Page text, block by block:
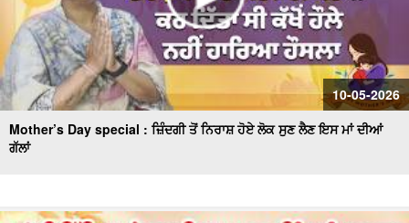
10-05-2026
Mother’s Day special : ਜ਼ਿੰਦਗੀ ਤੋਂ ਨਿਰਾਸ਼ ਹੋਏ ਲੋਕ ਸੁਣ ਲੈਣ ਇਸ ਮਾਂ ਦੀਆਂ
ਗੱਲਾਂ